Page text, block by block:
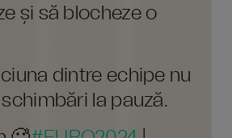
și să blocheze o
dintre echipe nu
la pauză.